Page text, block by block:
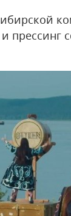
прессинг